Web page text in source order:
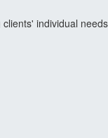
individual